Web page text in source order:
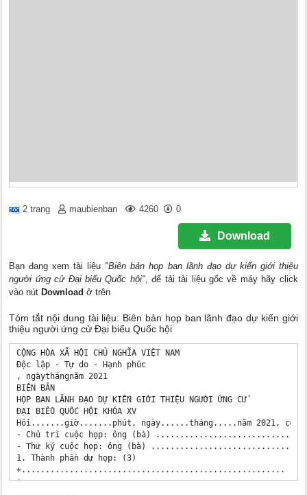
2 trang maubienban 4260 0
Download
Bạn đang xem tài liệu "Biên bản họp ban lãnh đạo dự kiến giới thiệu
người ứng cử Đại biểu Quốc hội", để tải tài liệu gốc về máy hãy click
vào nút Download ở trên
Tóm tắt nội dung tài liệu: Biên bản họp ban lãnh đạo dự kiến giới
thiệu người ứng cử Đại biểu Quốc hội
CỘNG HÒA XÃ HỘI CHỦ NGHĨA VIỆT NAM
Độc lập - Tự do - Hạnh phúc
, ngàythángnăm 2021
BIÊN BẢN
HỌP BAN LÃNH ĐẠO DỰ KIẾN GIỚI THIỆU NGƯỜI ỨNG CỬ
ĐẠI BIỂU QUỐC HỘI KHÓA XV
Hồi.......giờ.......phút, ngày......tháng.....năm 2021, cơ
- Chủ trì cuộc họp: ông (bà)
- Thư ký cuộc họp: ông (bà)
1. Thành phần dự họp: (3)
+.......................................................
+.......................................................